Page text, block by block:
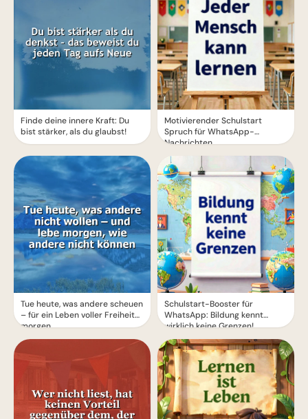
Finde deine innere Kraft: Du
bist stärker, als du glaubst!
Tue heute, was andere scheuen
– für ein Leben voller Freiheit
morgen.
Motivierender Schulstart
Spruch für WhatsApp-
Nachrichten
Schulstart-Booster für
WhatsApp: Bildung kennt
wirklich keine Grenzen!